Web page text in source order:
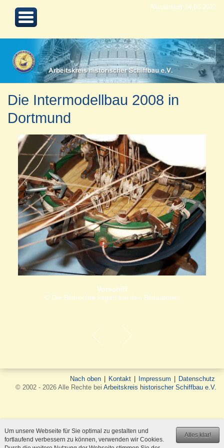
Aktualisiert 24.08.2022
Die Intermodellbau 2008 in
Dortmund
Vorschiff
© Die Bildrechte liegen bei den Bildautoren
Nach oben Kontakt Impressum
Datenschutz
© 2002 - 2026 Alle Rechte bei Arbeitskreis historischer Schiffbau e.V.
Alles klar!
Um unsere Webseite für Sie optimal zu gestalten und
fortlaufend verbessern zu können, verwenden wir Cookies.